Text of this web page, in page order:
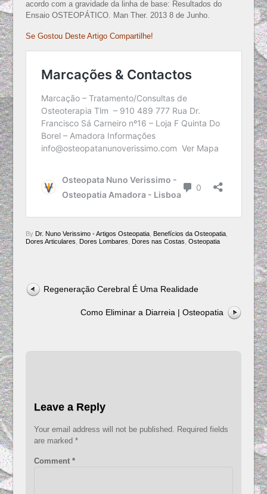
acordo com a gravidade da linha de base: Resultados do
Ensaio OSTEOPÁTICO. Man Ther. 2013 8 de Junho.
Se Gostou Deste Artigo Compartilhe!
By Dr. Nuno Verissimo• Artigos Osteopatia, Benefícios da Osteopatia,
Dores Articulares
Dores Lombares Dores nas Costas Osteopatia
Regeneração Cerebral É Uma Realidade
Como Eliminar a Diarreia | Osteopatia
Leave a Reply
Your email address will not be published.
Required fields
are marked*
Comment*